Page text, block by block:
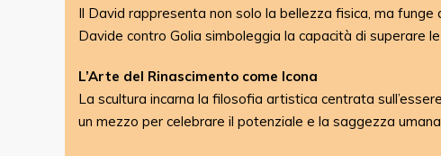
Il David rappresenta non solo la bellezza fisica, ma
Davide contro Golia simboleggia la capacità di superare
L’Arte del Rinascimento come Icona
La scultura incarna la filosofia artistica centrata
un mezzo per celebrare il potenziale e la saggezza